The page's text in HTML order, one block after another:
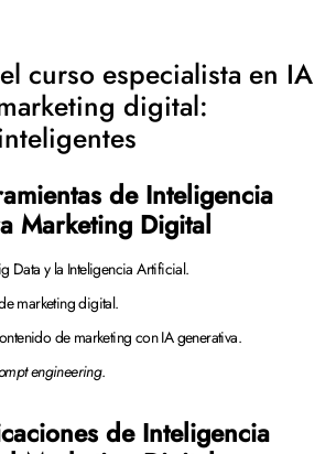
curso especialista en IA
digital:
de Inteligencia
Marketing Digital
Data y la Inteligencia Artificial.
marketing digital.
de marketing con IA generativa.
engineering.
de Inteligencia